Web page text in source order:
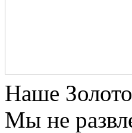
Наше
Мы не